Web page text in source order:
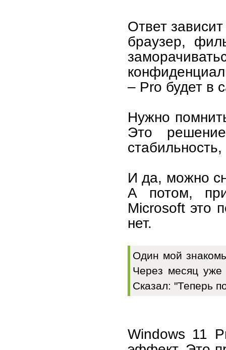
Ответ
браузер,
– Pro будет в
Нужно
Это
И да, можно
А потом, при
Microsoft это
нет.
Один мой
Через месяц уже
Сказал: "Теперь
Windows 11